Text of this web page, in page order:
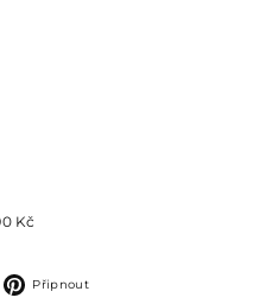
Kč
Připnout